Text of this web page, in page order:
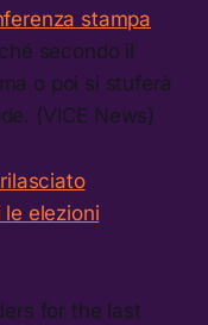
stampa
secondo il
o poi si stuferà
(VICE News)
elezioni
for the last